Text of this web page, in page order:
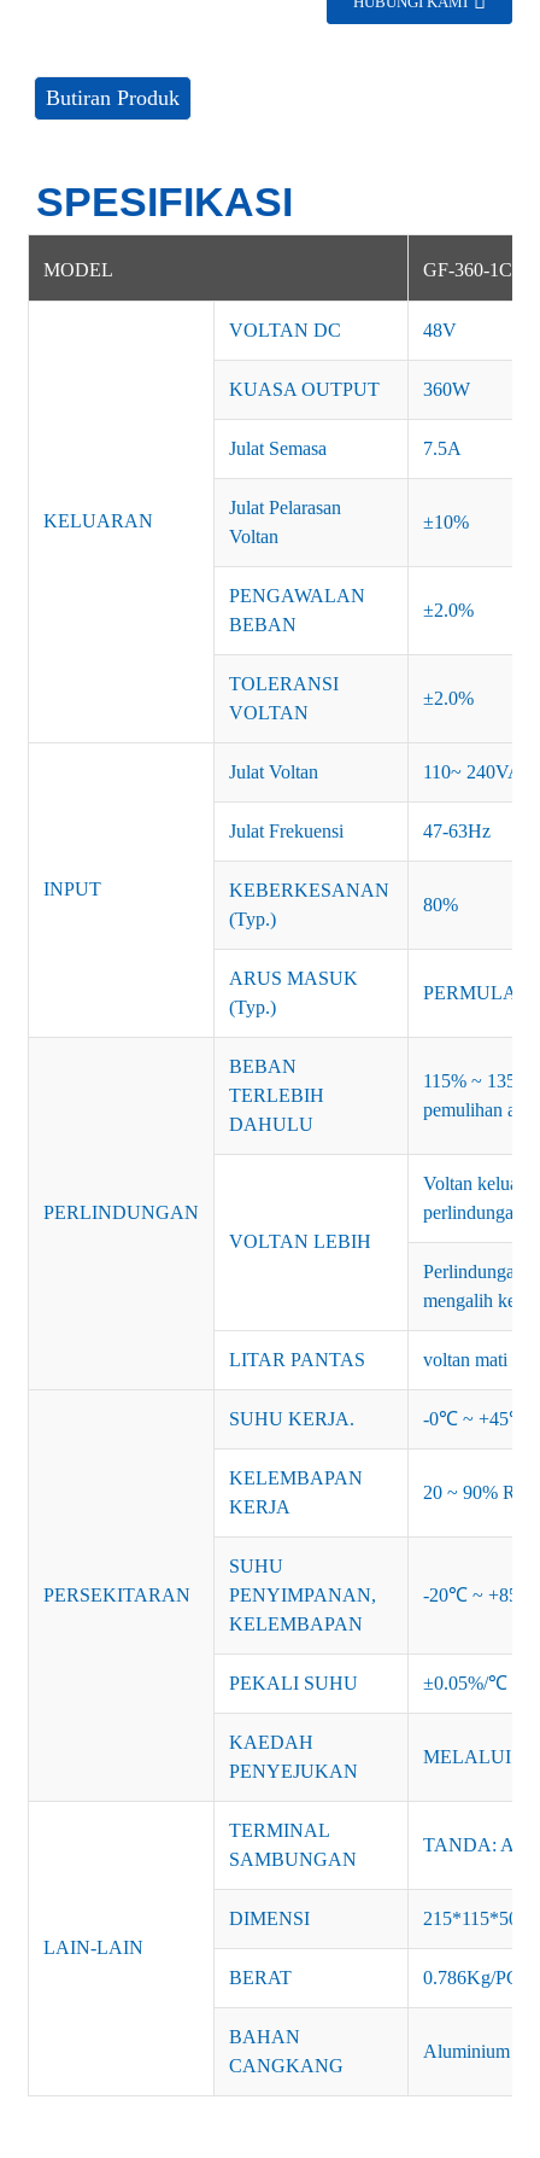
Butiran Produk
SPESIFIKASI
MODEL GF-360-1C-
KELUARAN
VOLTAN DC 48V
KUASA OUTPUT 360W
Julat Semasa 7.5A
Julat Pelarasan
Voltan
±10%
PENGAWALAN
BEBAN
±2.0%
TOLERANSI
VOLTAN
±2.0%
INPUT
Julat Voltan 110~ 240VAC
Julat Frekuensi 47-63Hz
KEBERKESANAN
(Typ.)
80%
ARUS MASUK
(Typ.)
PERLINDUNGAN
BEBAN
TERLEBIH
DAHULU
115% ~ 135%
pemulihan
VOLTAN LEBIH
Voltan
perlindungan
Perlindungan:
mengalih
LITAR PANTAS voltan mati
PERSEKITARAN
SUHU KERJA. -0℃ ~ +45℃
KELEMBAPAN
KERJA
20 ~ 90% RH
SUHU
PENYIMPANAN,
KELEMBAPAN
-20℃ ~ +85℃
PEKALI SUHU ±0.05%/℃
KAEDAH
PENYEJUKAN
MELALUI
LAIN-LAIN
TERMINAL
SAMBUNGAN
TANDA: AC-
DIMENSI
BERAT 0.786Kg/PCS
BAHAN
CANGKANG
Aluminium